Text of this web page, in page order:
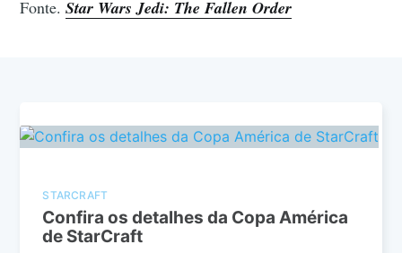
Fonte.Star Wars Jedi: The Fallen Order
STARCRAFT
Confira os detalhes da Copa América
de StarCraft